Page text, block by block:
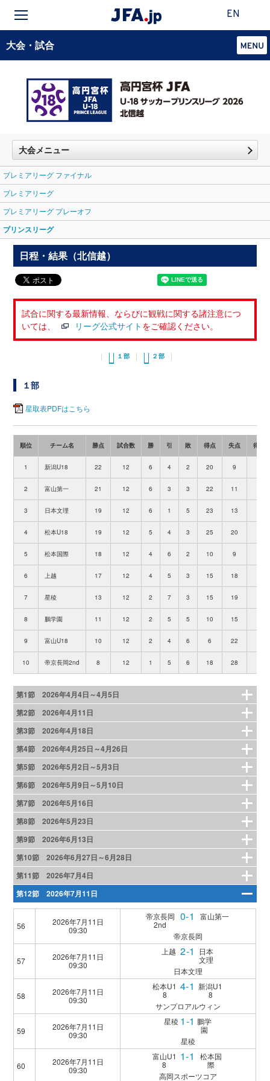
EN
大会・試合
大会メニュー
プレミアリーグ ファイナル
プレミアリーグ
プレミアリーグ プレーオフ
プリンスリーグ
日程・結果（北信越）
試合に関する最新情報、ならびに観戦に関する諸注意につ
いては、
リーグ公式サイト をご確認ください。
１部 ２部
１部
星取表PDFはこちら
順位 チーム名 勝点 試合数 勝 引 敗 得点 失点 得失
1 新潟U18 22 12 6 4 2 20 9
2 富山第一 21 12 6 3 3 22 11
3 日本文理 19 12 6 1 5 23 13
4 松本U18 19 12 5 4 3 25 20
5 松本国際 18 12 4 6 2 10 9
6 上越 17 12 4 5 3 15 18
7 星稜 13 12 2 7 3 15 19
8 鵬学園 11 12 2 5 5 10 15
9 富山U18 10 12 2 4 6 6 22
10 帝京長岡2nd 8 12 1 5 6 18 28
第1節 2026年4月4日～4月5日
第2節 2026年4月11日
第3節 2026年4月18日
第4節 2026年4月25日～4月26日
第5節 2026年5月2日～5月3日
第6節 2026年5月9日～5月10日
第7節 2026年5月16日
第8節 2026年5月23日
第9節 2026年6月13日
第10節 2026年6月27日～6月28日
第11節 2026年7月4日
第12節 2026年7月11日
56
2026年7月11日
09:30
帝京長岡
2nd
0-1
富山第一
帝京長岡
57
2026年7月11日
09:30
上越 2-1
日本
文理
日本文理
58
2026年7月11日
09:30
松本U1
8
4-1 新潟U1
8
サンプロアルウィン
59
2026年7月11日
09:30
星稜 1-1 鵬学
園
星稜
60
2026年7月11日
09:30
富山U1
8
1-1
松本国
際
高岡スポーツコア